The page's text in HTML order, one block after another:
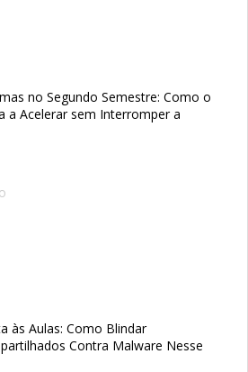
no Segundo Semestre: Como o
a Acelerar sem Interromper a
às Aulas: Como Blindar
Contra Malware Nesse